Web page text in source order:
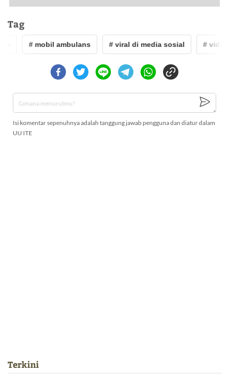
Tag
# mobil ambulans # viral di media sosial # video
Isi komentar sepenuhnya adalah tanggung jawab pengguna dan diatur dalam
UU ITE
Terkini